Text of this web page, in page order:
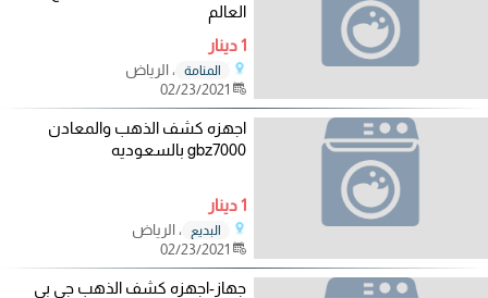
العالم
1 دينار
المنامة
، الرياض
اجهزه كشف الذهب والمعادن
gbz7000 بالسعوديه
1 دينار
البديع
، الرياض
جهاز-اجهزه كشف الذهب جي بي